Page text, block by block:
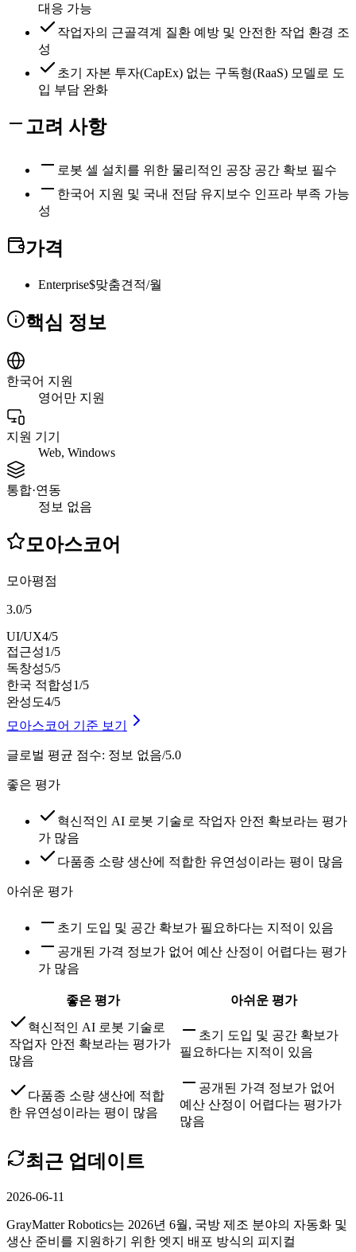
대응 가능
작업자의 근골격계 질환 예방 및 안전한 작업 환경 조
성
초기 자본 투자(CapEx) 없는 구독형(RaaS) 모델로 도
입 부담 완화
고려 사항
로봇 셀 설치를 위한 물리적인 공장 공간 확보 필수
한국어 지원 및 국내 전담 유지보수 인프라 부족 가능
성
가격
Enterprise$맞춤견적/월
핵심 정보
한국어 지원
영어만 지원
지원 기기
Web, Windows
통합·연동
정보 없음
모아스코어
모아평점
3.0/5
UI/UX4/5
접근성1/5
독창성5/5
한국 적합성1/5
완성도4/5
모아스코어 기준 보기
글로벌 평균 점수: 정보 없음/5.0
좋은 평가
혁신적인 AI 로봇 기술로 작업자 안전 확보라는 평가
가 많음
다품종 소량 생산에 적합한 유연성이라는 평이 많음
아쉬운 평가
초기 도입 및 공간 확보가 필요하다는 지적이 있음
공개된 가격 정보가 없어 예산 산정이 어렵다는 평가
가 많음
좋은 평가
아쉬운 평가
혁신적인 AI 로봇 기술로
작업자 안전 확보라는 평가가
많음
초기 도입 및 공간 확보가
필요하다는 지적이 있음
다품종 소량 생산에 적합
한 유연성이라는 평이 많음
공개된 가격 정보가 없어
예산 산정이 어렵다는 평가가
많음
최근 업데이트
2026-06-11
GrayMatter Robotics는 2026년 6월, 국방 제조 분야의 자동화 및
생산 준비를 지원하기 위한 엣지 배포 방식의 피지컬